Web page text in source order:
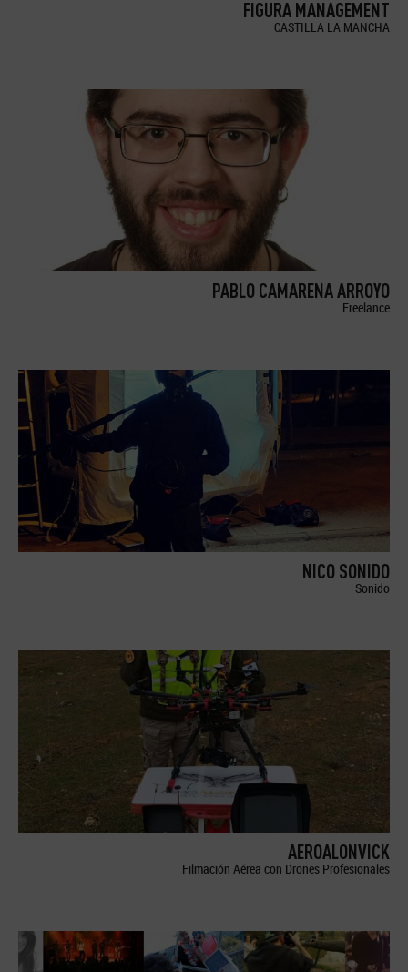
FIGURA MANAGEMENT
CASTILLA LA MANCHA
PABLO CAMARENA ARROYO
Freelance
NICO SONIDO
Sonido
AEROALONVICK
Filmación Aérea con Drones Profesionales